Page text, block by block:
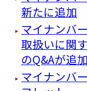
新たに追加
マイナンバ
取扱いに関
のQ&Aが追加
マイナンバ